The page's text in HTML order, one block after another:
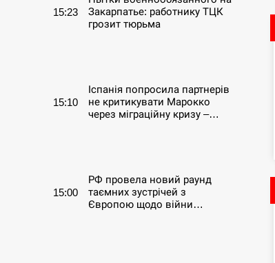
15:23
Закарпатье: работнику ТЦК
грозит тюрьма
15:10
Іспанія попросила партнерів
не критикувати Марокко
через міграційну кризу –…
15:00
РФ провела новий раунд
таємних зустрічей з
Європою щодо війни…